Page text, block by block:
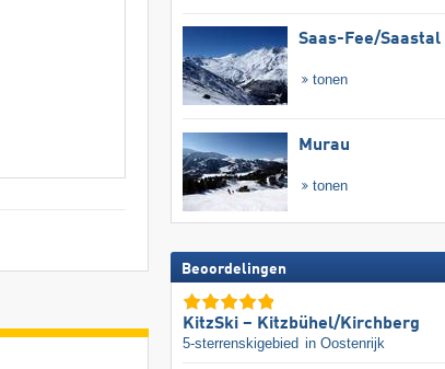
Saas-Fee/​Saastal
tonen
Murau
tonen
Beoordelingen
KitzSki – Kitzbühel/​Kirchberg
5-sterrenskigebied in Oostenrijk